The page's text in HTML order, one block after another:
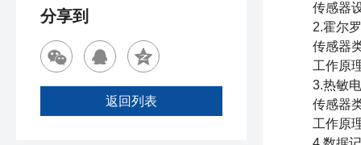
传感器设
2.霍尔罗
传感器类
工作原理
3.热敏电
传感器类
工作原理
分享到
返回列表